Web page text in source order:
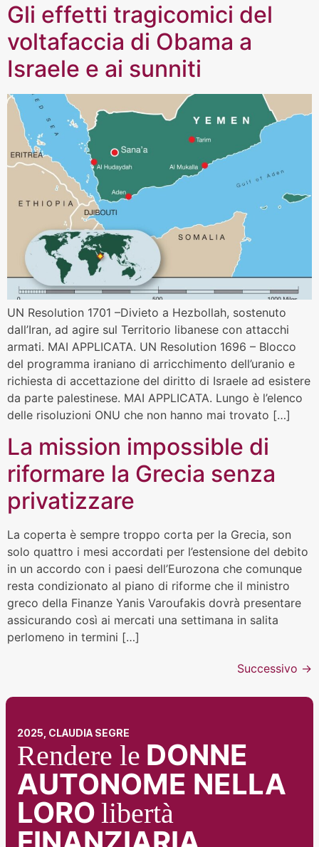
Gli effetti tragicomici del
voltafaccia di Obama a
Israele e ai sunniti
UN Resolution 1701 –Divieto a Hezbollah, sostenuto
dall’Iran, ad agire sul Territorio libanese con attacchi
armati. MAI APPLICATA. UN Resolution 1696 – Blocco
del programma iraniano di arricchimento dell’uranio e
richiesta di accettazione del diritto di Israele ad esistere
da parte palestinese. MAI APPLICATA. Lungo è l’elenco
delle risoluzioni ONU che non hanno mai trovato […]
La mission impossible di
riformare la Grecia senza
privatizzare
La coperta è sempre troppo corta per la Grecia, son
solo quattro i mesi accordati per l’estensione del debito
in un accordo con i paesi dell’Eurozona che comunque
resta condizionato al piano di riforme che il ministro
greco della Finanze Yanis Varoufakis dovrà presentare
assicurando così ai mercati una settimana in salita
perlomeno in termini […]
Successivo →
2025, CLAUDIA SEGRE
Rendere le DONNE
AUTONOME NELLA
LORO libertà